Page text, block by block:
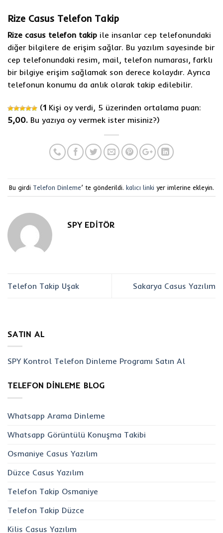
Rize Casus Telefon Takip
Rize casus telefon takip ile insanlar cep telefonundaki
diğer bilgilere de erişim sağlar. Bu yazılım sayesinde bir
cep telefonundaki resim, mail, telefon numarası, farklı
bir bilgiye erişim sağlamak son derece kolaydır. Ayrıca
telefonun konumu da anlık olarak takip edilebilir.
(1 Kişi oy verdi, 5 üzerinden ortalama puan:
5,00. Bu yazıya oy vermek ister misiniz?)
Bu girdi Telefon Dinleme’ te gönderildi. kalıcı linki yer imlerine ekleyin.
SPY EDITÖR
Telefon Takip Uşak Sakarya Casus Yazılım
SATIN AL
SPY Kontrol Telefon Dinleme Programı Satın Al
TELEFON DINLEME BLOG
Whatsapp Arama Dinleme
Whatsapp Görüntülü Konuşma Takibi
Osmaniye Casus Yazılım
Düzce Casus Yazılım
Telefon Takip Osmaniye
Telefon Takip Düzce
Kilis Casus Yazılım